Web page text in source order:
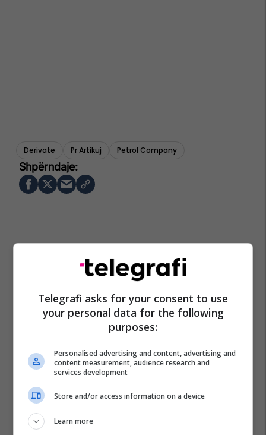
Derivate Pr Artikuj Petrol Company
Telegrafi asks for your consent to use
your personal data for the following
purposes:
Personalised advertising and content, advertising and
content measurement, audience research and
services development
Store and/or access information on a device
Learn more